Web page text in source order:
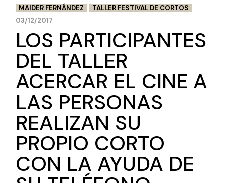
MAIDER FERNÁNDEZ
TALLER FESTIVAL DE CORTOS
03/12/2017
LOS PARTICIPANTES
DEL TALLER
ACERCAR EL CINE A
LAS PERSONAS
REALIZAN SU
PROPIO CORTO
CON LA AYUDA DE